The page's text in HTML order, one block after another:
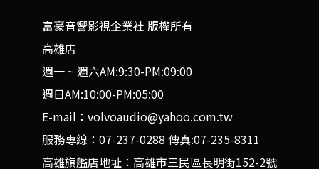
富豪音響影視企業社 版權所有
高雄店
週一 ~ 週六AM:9:30-PM:09:00
週日AM:10:00-PM:05:00
E-mail：volvoaudio@yahoo.com.tw
服務專線：07-237-0288 傳真:07-235-8311
高雄旗艦店地址：高雄市三民區長明街152-2號